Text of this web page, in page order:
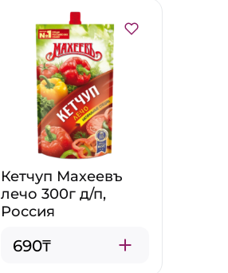
Кетчуп Махеевъ
лечо 300г д/п,
Россия
690₸